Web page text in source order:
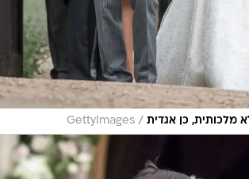
מלכותית, כן אגדית /
GettyImages